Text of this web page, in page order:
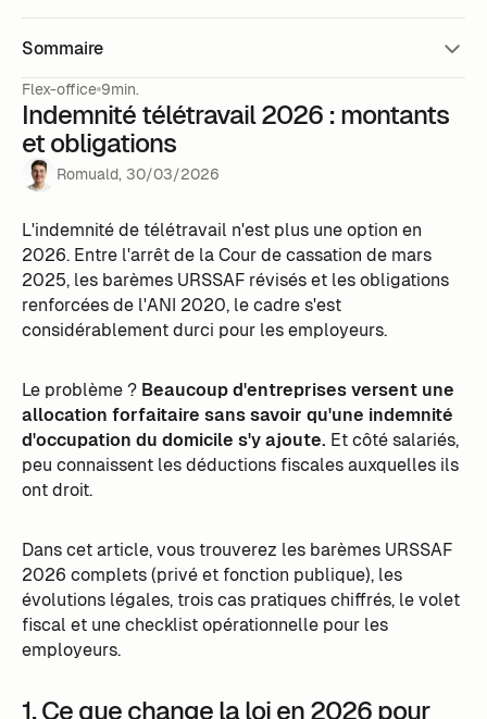
Sommaire
Flex-office 9min.
Indemnité télétravail 2026 : montants
et obligations
Romuald, 30/03/2026
L'indemnité de télétravail n'est plus une option en
2026. Entre l'arrêt de la Cour de cassation de mars
2025, les barèmes URSSAF révisés et les obligations
renforcées de l'ANI 2020, le cadre s'est
considérablement durci pour les employeurs.
Le problème ? Beaucoup d'entreprises versent une
allocation forfaitaire sans savoir qu'une indemnité
d'occupation du domicile s'y ajoute. Et côté salariés,
peu connaissent les déductions fiscales auxquelles ils
ont droit.
Dans cet article, vous trouverez les barèmes URSSAF
2026 complets (privé et fonction publique), les
évolutions légales, trois cas pratiques chiffrés, le volet
fiscal et une checklist opérationnelle pour les
employeurs.
1. Ce que change la loi en 2026 pour